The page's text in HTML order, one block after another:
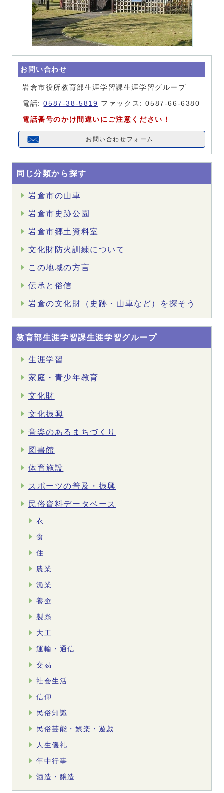
お問い合わせ
岩倉市役所教育部生涯学習課生涯学習グループ
電話:0587-38-5819 ファックス: 0587-66-6380
電話番号のかけ間違いにご注意ください！
お問い合わせフォーム
同じ分類から探す
岩倉市の山車
岩倉市史跡公園
岩倉市郷土資料室
文化財防火訓練について
この地域の方言
伝承と俗信
岩倉の文化財（史跡・山車など）を探そう
教育部生涯学習課生涯学習グループ
生涯学習
家庭・青少年教育
文化財
文化振興
音楽のあるまちづくり
図書館
体育施設
スポーツの普及・振興
民俗資料データベース
衣
食
住
農業
漁業
養蚕
製糸
大工
運輸・通信
交易
社会生活
信仰
民俗知識
民俗芸能・娯楽・遊戯
人生儀礼
年中行事
酒造・醸造